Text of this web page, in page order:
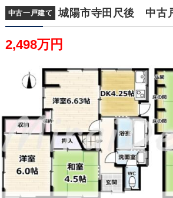
中古一戸建て 城陽市寺田尺後 中古
2,498万円